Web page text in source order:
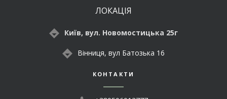
ЛОКАЦІЯ
Київ, вул. Новомостицька 25г
Вінниця, вул Батозька 16
КОНТАКТИ